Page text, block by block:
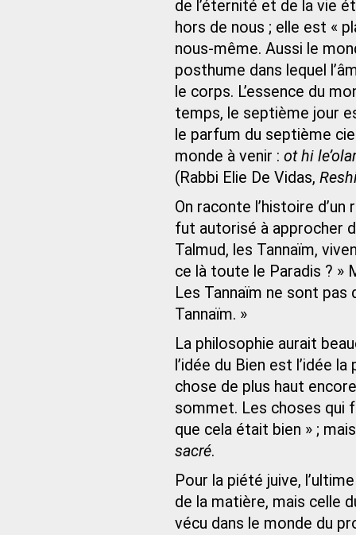
de l’éternité et de la vie
hors de nous ; elle est «
nous-même. Aussi le
posthume dans lequel
le corps. L’essence du
temps, le septième jour
le parfum du septième
monde à venir : ot hi
(Rabbi Elie De Vidas,
On raconte l’histoire
fut autorisé à approcher
Talmud, les Tannaïm,
ce là toute le Paradis ? »
Les Tannaïm ne sont pas
Tannaïm. »
La philosophie aurait
l’idée du Bien est l’idée
chose de plus haut
sommet. Les choses qui
que cela était bien » ;
sacré.
Pour la piété juive,
de la matière, mais celle
vécu dans le monde du